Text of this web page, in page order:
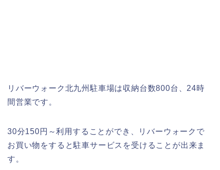
リバーウォーク北九州駐車場は収納台数800台、24時
間営業です。
30分150円～利用することができ、リバーウォークで
お買い物をすると駐車サービスを受けることが出来ま
す。